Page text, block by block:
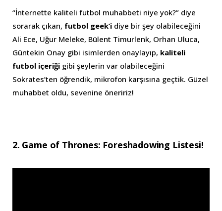
“İnternette kaliteli futbol muhabbeti niye yok?” diye
sorarak çıkan, futbol geek’i diye bir şey olabileceğini
Ali Ece, Uğur Meleke, Bülent Timurlenk, Orhan Uluca,
Güntekin Onay gibi isimlerden onaylayıp, kaliteli
futbol içeriği gibi şeylerin var olabileceğini
Sokrates’ten öğrendik, mikrofon karşısına geçtik. Güzel
muhabbet oldu, sevenine öneririz!
2. Game of Thrones: Foreshadowing Listesi!